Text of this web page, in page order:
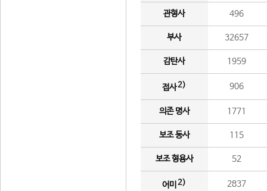
관형사 496
부사 32657
감탄사 1959
접사2) 906
의존 명사 1771
보조 동사 115
보조 형용사 52
어미 2) 2837